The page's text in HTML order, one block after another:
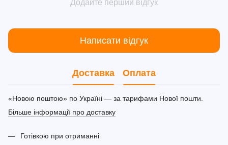
Додайте перший відгук
Написати відгук
Доставка Оплата
«Новою поштою» по Україні — за тарифами Нової пошти.
Більше інформації про доставку
Готівкою при отриманні